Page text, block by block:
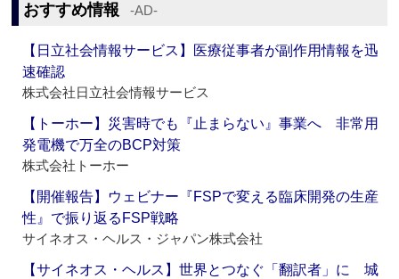
おすすめ情報 ‐AD‐
【日立社会情報サービス】医療従事者が副作用情報を迅
速確認
株式会社日立社会情報サービス
【トーホー】災害時でも『止まらない』事業へ 非常用
発電機で万全のBCP対策
株式会社トーホー
【開催報告】ウェビナー『FSPで変える臨床開発の生産
性』で振り返るFSP戦略
サイネオス・ヘルス・ジャパン株式会社
【サイネオス・ヘルス】世界とつなぐ「翻訳者」に 城